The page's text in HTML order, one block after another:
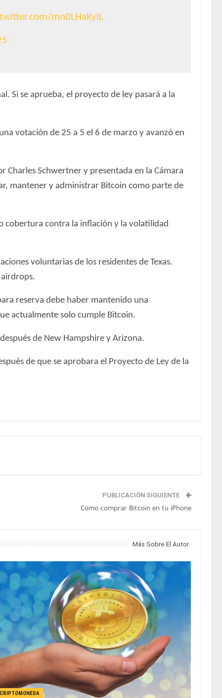
mn0LHaKylL
Si se aprueba, el proyecto de ley pasará a la
votación de 25 a 5 el 6 de marzo y avanzó en
Charles Schwertner y presentada en la Cámara
mantener y administrar Bitcoin como parte de
cobertura contra la inflación y la volatilidad
voluntarias de los residentes de Texas.
reserva debe haber mantenido una
actualmente solo cumple Bitcoin.
de New Hampshire y Arizona.
de que se aprobara el Proyecto de Ley de la
PUBLICACIÓN SIGUIENTE
Cómo comprar Bitcoin en tu iPhone
Más Sobre El Autor
CRIPTOMONEDA